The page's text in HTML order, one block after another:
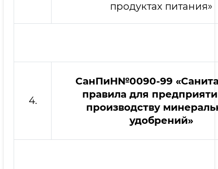
продуктах питания»
4.
СанПиН№0090-99
правила для
производству
удобрений»